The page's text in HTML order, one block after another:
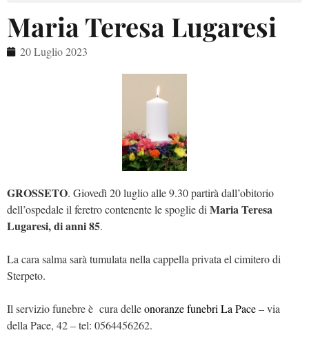
Maria Teresa Lugaresi
20 Luglio 2023
GROSSETO. Giovedì 20 luglio alle 9.30 partirà dall’obitorio
dell’ospedale il feretro contenente le spoglie diMaria Teresa
Lugaresi, di anni 85.
La cara salma sarà tumulata nella cappella privata el cimitero di
Sterpeto.
Il servizio funebre è cura delleonoranze funebri La Pace– via
della Pace, 42 – tel: 0564456262.